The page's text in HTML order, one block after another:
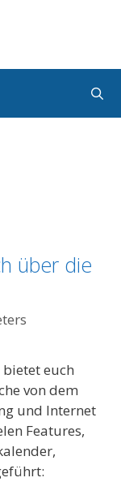
über die
euch
von dem
und Internet
Features,